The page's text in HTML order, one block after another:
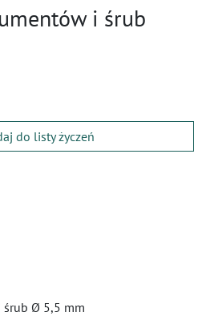
i śrub
do listy życzeń
śrub Ø 5,5 mm